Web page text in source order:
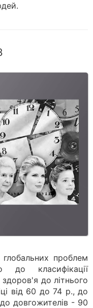
проблем
до класифікації
здоров'я до літнього
від 60 до 74 р., до
довгожителів - 90